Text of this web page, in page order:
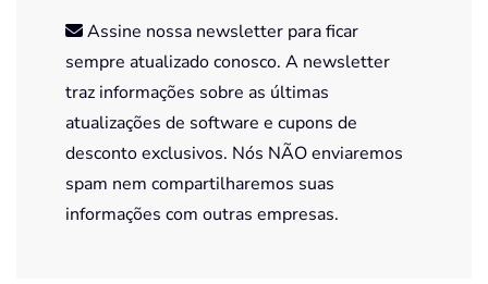
Assine nossa newsletter para ficar
sempre atualizado conosco. A newsletter
traz informações sobre as últimas
atualizações de software e cupons de
desconto exclusivos. Nós NÃO enviaremos
spam nem compartilharemos suas
informações com outras empresas.